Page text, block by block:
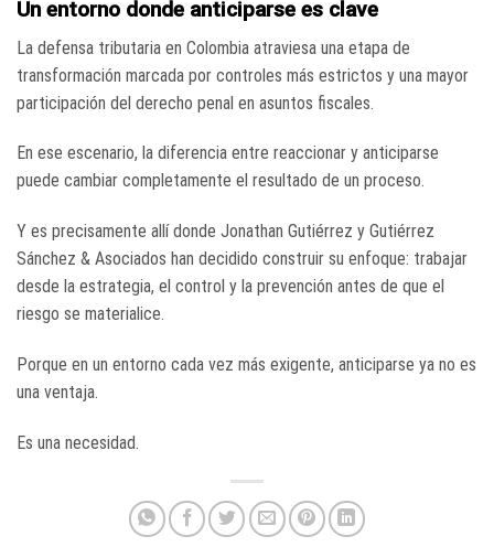
Un entorno donde anticiparse es clave
La defensa tributaria en Colombia atraviesa una etapa de
transformación marcada por controles más estrictos y una mayor
participación del derecho penal en asuntos fiscales.
En ese escenario, la diferencia entre reaccionar y anticiparse
puede cambiar completamente el resultado de un proceso.
Y es precisamente allí donde Jonathan Gutiérrez y Gutiérrez
Sánchez & Asociados han decidido construir su enfoque: trabajar
desde la estrategia, el control y la prevención antes de que el
riesgo se materialice.
Porque en un entorno cada vez más exigente, anticiparse ya no es
una ventaja.
Es una necesidad.